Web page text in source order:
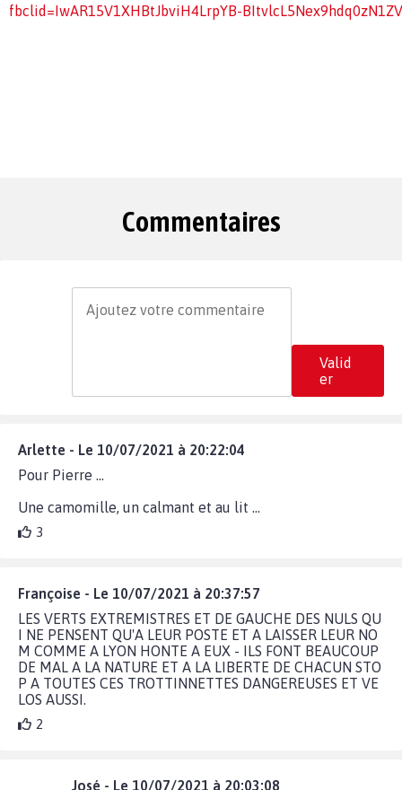
fbclid=IwAR15V1XHBtJbviH4LrpYB-
Commentaires
Valid
er
Arlette - Le 10/07/2021 à 20:22:04
Pour Pierre ...
Une camomille, un calmant et au lit ...
3
Françoise - Le 10/07/2021 à 20:37:57
LES VERTS EXTREMISTRES ET DE GAUCHE DES NULS QU
I NE PENSENT QU'A LEUR POSTE ET A LAISSER LEUR NO
M COMME A LYON HONTE A EUX - ILS FONT BEAUCOUP
DE MAL A LA NATURE ET A LA LIBERTE DE CHACUN STO
P A TOUTES CES TROTTINNETTES DANGEREUSES ET VE
LOS AUSSI.
2
José - Le 10/07/2021 à 20:03:08